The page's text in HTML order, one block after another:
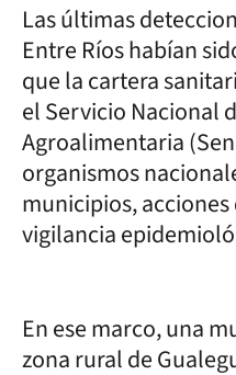
Las últimas
Entre Ríos habían
que la cartera
el Servicio Nacional
Agroalimentaria
organismos
municipios,
vigilancia
En ese marco, una
zona rural de